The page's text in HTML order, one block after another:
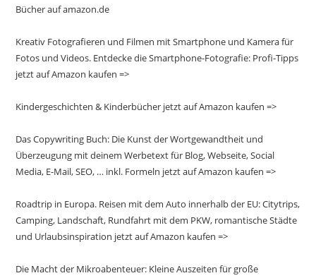
Bücher auf amazon.de
Kreativ Fotografieren und Filmen mit Smartphone und Kamera für
Fotos und Videos. Entdecke die Smartphone-Fotografie: Profi-Tipps
jetzt auf Amazon kaufen =>
Kindergeschichten & Kinderbücher jetzt auf Amazon kaufen =>
Das Copywriting Buch: Die Kunst der Wortgewandtheit und
Überzeugung mit deinem Werbetext für Blog, Webseite, Social
Media, E-Mail, SEO, … inkl. Formeln jetzt auf Amazon kaufen =>
Roadtrip in Europa. Reisen mit dem Auto innerhalb der EU: Citytrips,
Camping, Landschaft, Rundfahrt mit dem PKW, romantische Städte
und Urlaubsinspiration jetzt auf Amazon kaufen =>
Die Macht der Mikroabenteuer: Kleine Auszeiten für große